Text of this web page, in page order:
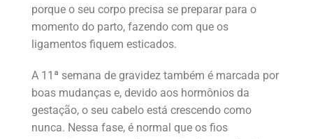
porque o seu corpo precisa se preparar para o
momento do parto, fazendo com que os
ligamentos fiquem esticados.
A 11ª semana de gravidez também é marcada por
boas mudanças e, devido aos hormônios da
gestação, o seu cabelo está crescendo como
nunca. Nessa fase, é normal que os fios